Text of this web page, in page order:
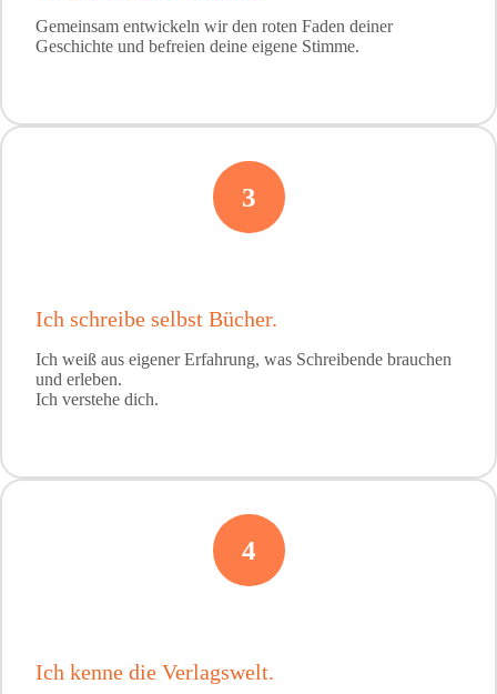
Gemeinsam entwickeln wir den roten Faden deiner
Geschichte und befreien deine eigene Stimme.
3
Ich schreibe selbst Bücher.
Ich weiß aus eigener Erfahrung, was Schreibende brauchen
und erleben.
Ich verstehe dich.
4
Ich kenne die Verlagswelt.